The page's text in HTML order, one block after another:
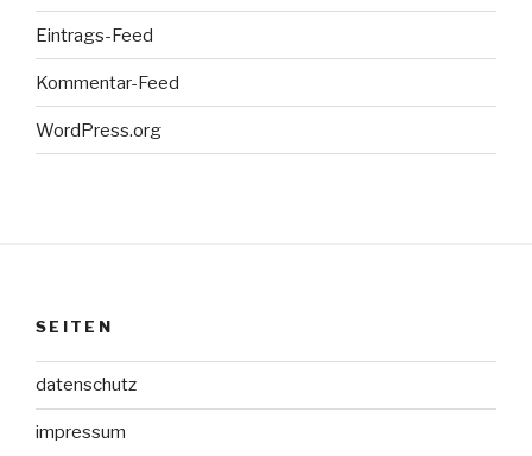
Eintrags-Feed
Kommentar-Feed
WordPress.org
SEITEN
datenschutz
impressum